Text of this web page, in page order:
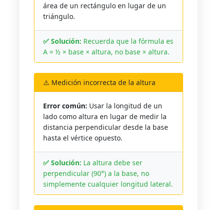
área de un rectángulo en lugar de un
triángulo.
✅ Solución: Recuerda que la fórmula es
A = ½ × base × altura, no base × altura.
⚠️ Medición incorrecta de la altura
Error común: Usar la longitud de un
lado como altura en lugar de medir la
distancia perpendicular desde la base
hasta el vértice opuesto.
✅ Solución: La altura debe ser
perpendicular (90°) a la base, no
simplemente cualquier longitud lateral.